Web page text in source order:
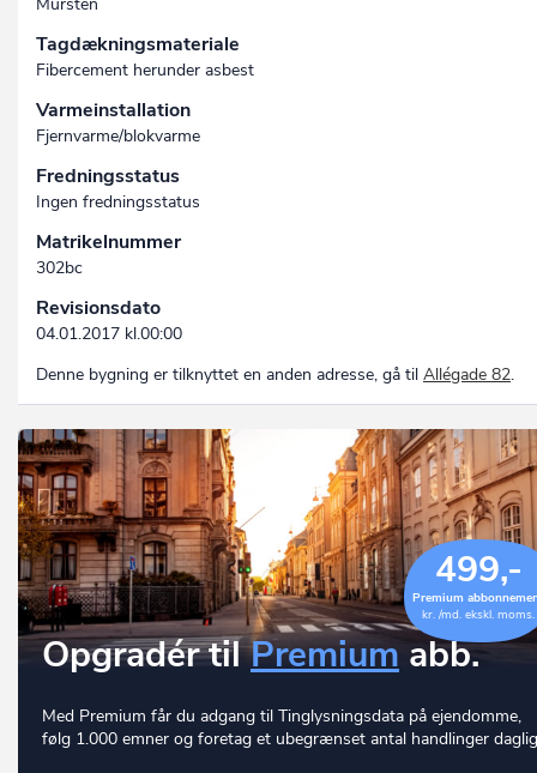
Tagdækningsmateriale
Fibercement herunder asbest
Varmeinstallation
Fjernvarme/blokvarme
Fredningsstatus
Ingen fredningsstatus
Matrikelnummer
302bc
Revisionsdato
04.01.2017 kl.00:00
Denne bygning er tilknyttet en anden adresse, gå til Allégade 82.
499,-
Premium
kr. /md. ekskl. moms.
Opgradér tilPremium abb.
Med Premium får du adgang til Tinglysningsdata på ejendomme,
følg 1.000 emner og foretag et ubegrænset antal handlinger